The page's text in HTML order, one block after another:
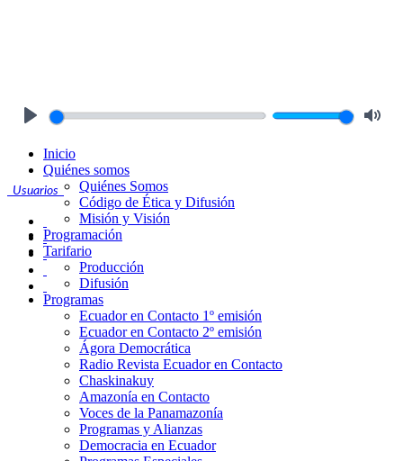
Usuarios
Inicio
Quiénes somos
Quiénes Somos
Código de Ética y Difusión
Misión y Visión
Programación
Tarifario
Producción
Difusión
Programas
Ecuador en Contacto 1º emisión
Ecuador en Contacto 2º emisión
Ágora Democrática
Radio Revista Ecuador en Contacto
Chaskinakuy
Amazonía en Contacto
Voces de la Panamazonía
Programas y Alianzas
Democracia en Ecuador